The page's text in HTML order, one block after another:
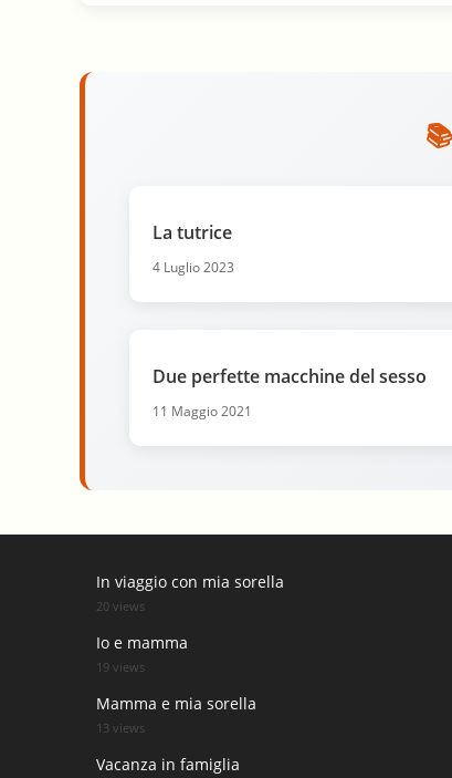
La tutrice
4 Luglio 2023
Due perfette macchine del sesso
11 Maggio 2021
In viaggio con mia sorella
20 views
Io e mamma
19 views
Mamma e mia sorella
13 views
Vacanza in famiglia